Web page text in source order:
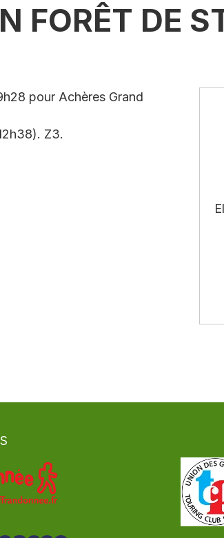
FORÊT DE
pour Achères Grand
Z3.